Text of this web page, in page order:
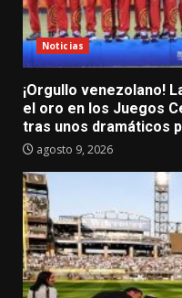
Noticias
¡Orgullo venezolano!
el oro en los Juegos
tras unos dramáticos
agosto 9, 2026